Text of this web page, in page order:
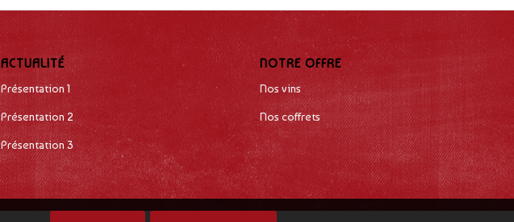
ACTUALITÉ
Présentation 1
Présentation 2
Présentation 3
NOTRE OFFRE
Nos vins
Nos coffrets